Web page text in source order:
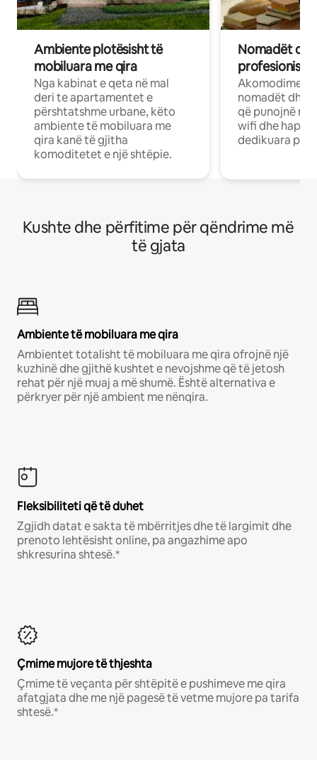
Ambiente plotësisht të
mobiluara me qira
Nga kabinat e qeta në mal
deri te apartamentet e
përshtatshme urbane, këto
ambiente të mobiluara me
qira kanë të gjitha
komoditetet e një shtëpie.
Nomadët
Akomodime
nomadët dhe
që punojnë në
wifi dhe
dedikuara
Kushte dhe përfitime për qëndrime më
të gjata
Ambiente të mobiluara me qira
Ambientet totalisht të mobiluara me qira ofrojnë një
kuzhinë dhe gjithë kushtet e nevojshme që të jetosh
rehat për një muaj a më shumë. Është alternativa e
përkryer për një ambient me nënqira.
Fleksibiliteti që të duhet
Zgjidh datat e sakta të mbërritjes dhe të largimit dhe
prenoto lehtësisht online, pa angazhime apo
shkresurina shtesë.*
Çmime mujore të thjeshta
Çmime të veçanta për shtëpitë e pushimeve me qira
afatgjata dhe me një pagesë të vetme mujore pa tarifa
shtesë.*